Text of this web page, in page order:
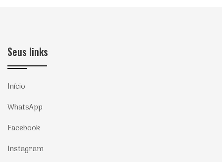
Seus links
Início
WhatsApp
Facebook
Instagram